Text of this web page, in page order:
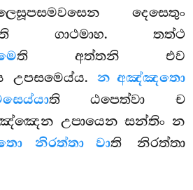
දෙසෙතුං
ගාථමාහ. තත්ථ
ති අත්තනි එව
උපසමෙය්ය.න අඤ්ඤතො
ති ඨපෙත්වා ච
උපායෙන සන්තිං න
නිරත්තා වාති නිරත්තා